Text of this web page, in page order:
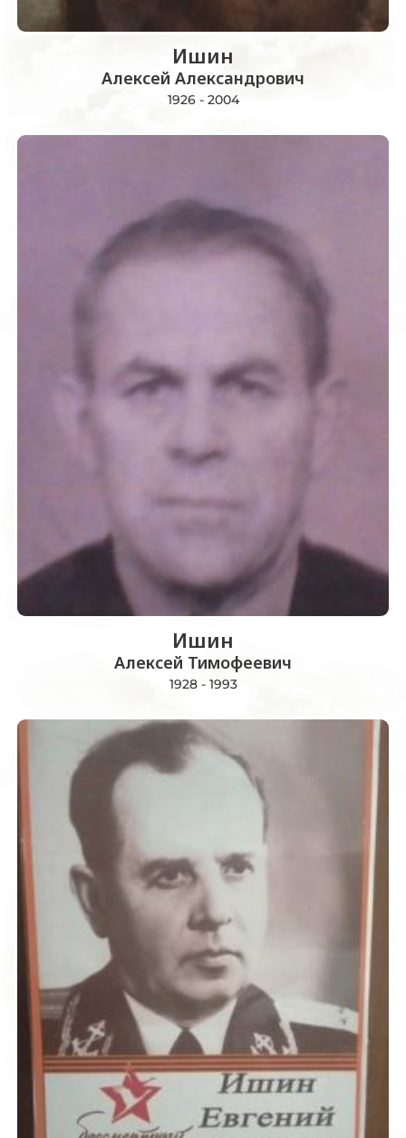
Ишин
Алексей Александрович
1926 - 2004
Ишин
Алексей Тимофеевич
1928 - 1993